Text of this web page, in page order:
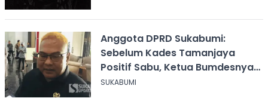
Anggota DPRD Sukabumi:
Sebelum Kades Tamanjaya
Positif Sabu, Ketua Bumdesnya
Juga Terjerat Dugaan Narkoba
SUKABUMI